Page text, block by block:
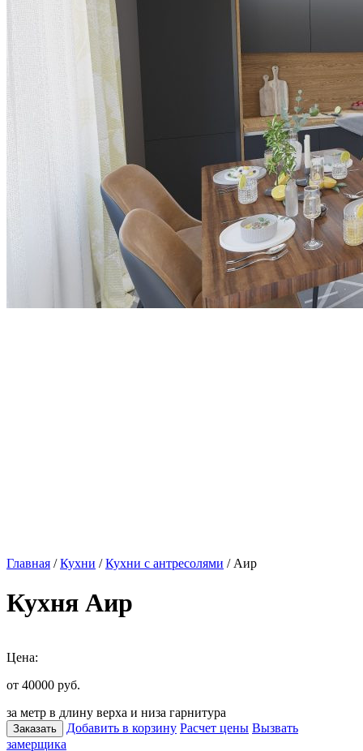
Главная /Кухни /Кухни с антресолями / Аир
Кухня Аир
Цена:
от 40000 руб.
за метр в длину верха и низа гарнитура
Заказать Добавить в корзину Расчет цены Вызвать
замерщика